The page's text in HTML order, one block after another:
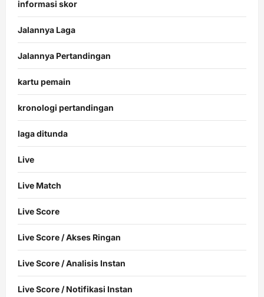
informasi skor
Jalannya Laga
Jalannya Pertandingan
kartu pemain
kronologi pertandingan
laga ditunda
Live
Live Match
Live Score
Live Score / Akses Ringan
Live Score / Analisis Instan
Live Score / Notifikasi Instan